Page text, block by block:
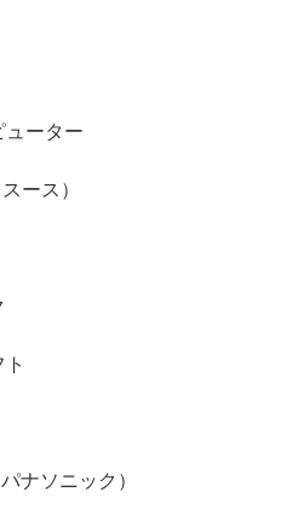
ューター
ース）
ナソニック）